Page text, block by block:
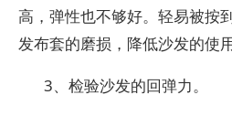
高，弹性也不够好。轻易被按
发布套的磨损，降低沙发的使用
3、检验沙发的回弹力。